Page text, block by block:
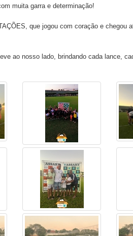
muita garra e determinação!
que jogou com coração e
ao nosso lado, brindando cada lance,